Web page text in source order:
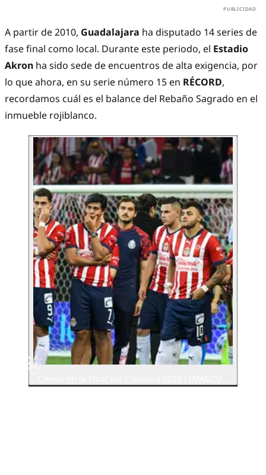
A partir de 2010, Guadalajara ha disputado 14 series de
fase final como local. Durante este periodo, el Estadio
Akron ha sido sede de encuentros de alta exigencia, por
lo que ahora, en su serie número 15 en RÉCORD,
recordamos cuál es el balance del Rebaño Sagrado en el
inmueble rojiblanco.